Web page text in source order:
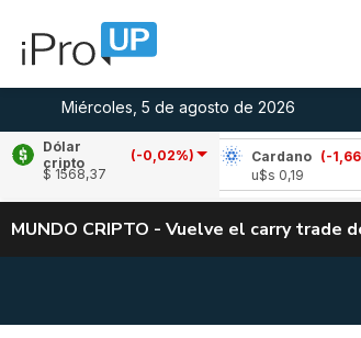
Miércoles, 5 de agosto de 2026
Dólar
cripto
(-0,02%)
$ 1568,37
(-0,96%)
Cardano
(-1,66%)
MUNDO CRIPTO - Vuelve el carry